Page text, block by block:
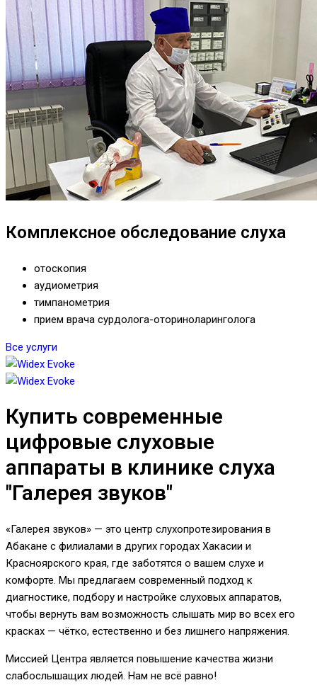
Комплексное обследование слуха
отоскопия
аудиометрия
тимпанометрия
прием врача сурдолога-оториноларинголога
Все услуги
Купить современные
цифровые слуховые
аппараты в клинике слуха
"Галерея звуков"
«Галерея звуков» — это центр слухопротезирования в
Абакане с филиалами в других городах Хакасии и
Красноярского края, где заботятся о вашем слухе и
комфорте. Мы предлагаем современный подход к
диагностике, подбору и настройке слуховых аппаратов,
чтобы вернуть вам возможность слышать мир во всех его
красках — чётко, естественно и без лишнего напряжения.
Миссией Центра является повышение качества жизни
слабослышащих людей. Нам не всё равно!